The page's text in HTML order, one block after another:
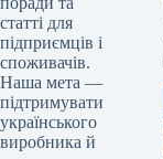
статті для
підприємців і
споживачів.
Наша мета —
підтримувати
українського
виробника й